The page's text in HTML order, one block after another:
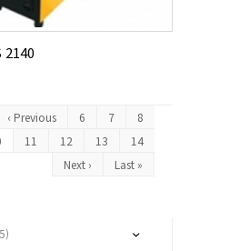
2140
‹ Previous 6 7
8
11 12 13
14
Next ›
Last »